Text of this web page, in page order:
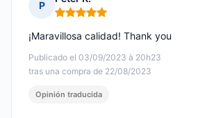
P
Nota: 5 de 5
Publicado el 03/09/2023 à 20h23
tras una compra de 22/08/2023
¡Maravillosa calidad! Thank you
Opinión traducida